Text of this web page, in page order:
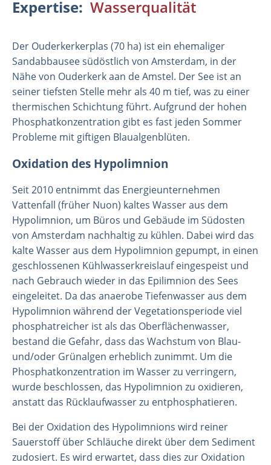
Mitarbeiter
Labor
Feld- und Laborexperimente
Feldarbeit
Expertise Wasserqualität
Der Ouderkerkerplas (70 ha) ist ein ehemaliger
Sandabbausee südöstlich von Amsterdam, in der
Nähe von Ouderkerk aan de Amstel. Der See ist an
seiner tiefsten Stelle mehr als 40 m tief, was zu einer
thermischen Schichtung führt. Aufgrund der hohen
Phosphatkonzentration gibt es fast jeden Sommer
Probleme mit giftigen Blaualgenblüten.
Oxidation des Hypolimnion
Seit 2010 entnimmt das Energieunternehmen
Vattenfall (früher Nuon) kaltes Wasser aus dem
Hypolimnion, um Büros und Gebäude im Südosten
von Amsterdam nachhaltig zu kühlen. Dabei wird das
kalte Wasser aus dem Hypolimnion gepumpt, in einen
geschlossenen Kühlwasserkreislauf eingespeist und
nach Gebrauch wieder in das Epilimnion des Sees
eingeleitet. Da das anaerobe Tiefenwasser aus dem
Hypolimnion während der Vegetationsperiode viel
phosphatreicher ist als das Oberflächenwasser,
bestand die Gefahr, dass das Wachstum von Blau-
und/oder Grünalgen erheblich zunimmt. Um die
Phosphatkonzentration im Wasser zu verringern,
wurde beschlossen, das Hypolimnion zu oxidieren,
anstatt das Rücklaufwasser zu entphosphatieren.
Bei der Oxidation des Hypolimnions wird reiner
Sauerstoff über Schläuche direkt über dem Sediment
zudosiert. Es wird erwartet, dass dies zur Oxidation